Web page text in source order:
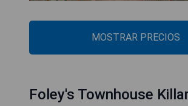
MOSTRAR PRECIOS
Foley's Townhouse